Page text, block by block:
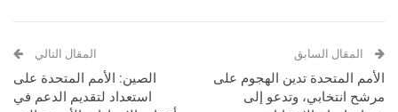
المقال السابق
الأمم المتحدة تدين الهجوم على
مرشح انتخابي، وتدعو إلى
المقال التالي
الصين: الأمم المتحدة على
استعداد لتقديم الدعم في